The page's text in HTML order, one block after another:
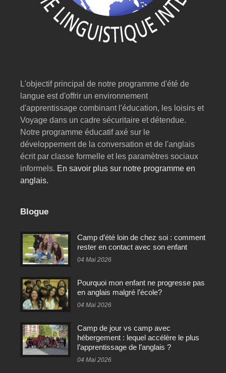
L'objectif principal de notre programme d'été de
langue est d'offrir un environnement
d'apprentissage combinant l'éducation, les loisirs et
Voyage dans un cadre sécuritaire et détendue.
Notre programme éducatif axé sur le
développement de la conversation et de l'anglais
écrit par classe formelle et les paramètres sociaux
informels. En savoir plus sur notre programme en
anglais.
Blogue
Camp d’été loin de chez soi : comment
rester en contact avec son enfant
04 Mai 2026
Pourquoi mon enfant ne progresse pas
en anglais malgré l’école?
04 Mai 2026
Camp de jour vs camp avec
hébergement : lequel accélère le plus
l’apprentissage de l’anglais ?
04 Mai 2026